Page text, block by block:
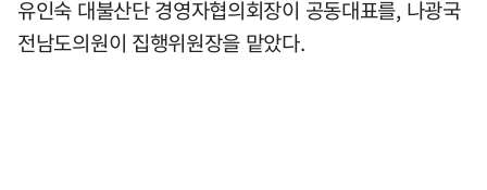
유인숙 대불산단 경영자협의회장이 공동대표를, 나광국
전남도의원이 집행위원장을 맡았다.